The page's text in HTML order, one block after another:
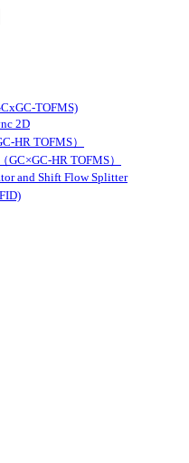
TOFMS)
2D
HR TOFMS）
GC×GC-HR TOFMS）
and Shift Flow Splitter